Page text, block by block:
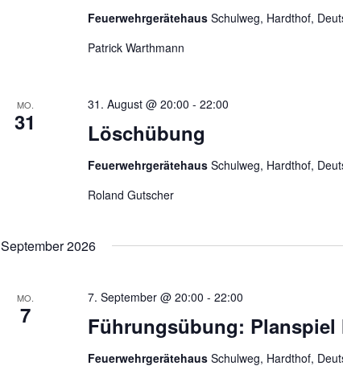
FeuerwehrgerätehausSchulweg, Hardthof,
Patrick Warthmann
MO.
31 Löschübung
31. August @ 20:00 -22:00
FeuerwehrgerätehausSchulweg, Hardthof,
Roland Gutscher
September 2026
MO.
7 Führungsübung: Planspiel
7. September @ 20:00 -22:00
FeuerwehrgerätehausSchulweg, Hardthof,